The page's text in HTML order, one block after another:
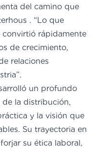
del camino que
. “Lo que
rápidamente
de crecimiento,
relaciones
un profundo
la distribución,
y la visión que
Su trayectoria en
su ética laboral,